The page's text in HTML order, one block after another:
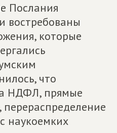
Послания
востребованы
которые
что
НДФЛ, прямые
наукоемких